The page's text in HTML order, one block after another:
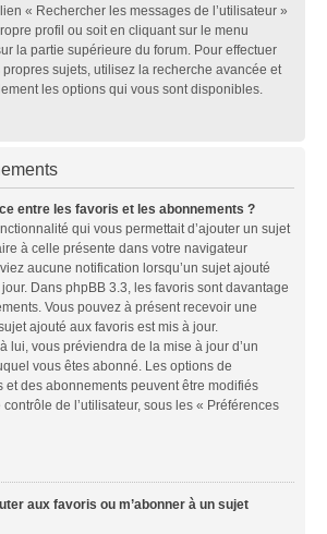
« Rechercher les messages de l’utilisateur »
profil ou soit en cliquant sur le menu
la partie supérieure du forum. Pour effectuer
sujets, utilisez la recherche avancée et
les options qui vous sont disponibles.
entre les favoris et les abonnements ?
qui vous permettait d’ajouter un sujet
à celle présente dans votre navigateur
aucune notification lorsqu’un sujet ajouté
Dans phpBB 3.3, les favoris sont davantage
Vous pouvez à présent recevoir une
ajouté aux favoris est mis à jour.
lui, vous préviendra de la mise à jour d’un
vous êtes abonné. Les options de
et des abonnements peuvent être modifiés
de l’utilisateur, sous les « Préférences
aux favoris ou m’abonner à un sujet